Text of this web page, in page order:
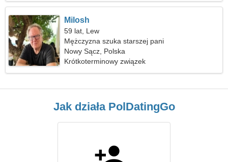
Milosh
59 lat, Lew
Mężczyzna szuka starszej pani
Nowy Sącz, Polska
Krótkoterminowy związek
Jak działa PolDatingGo